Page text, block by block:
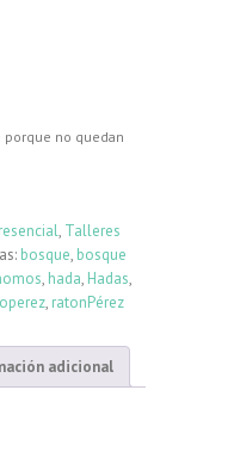
no quedan
, Talleres
bosque, bosque
, hada, Hadas,
, ratonPérez
adicional